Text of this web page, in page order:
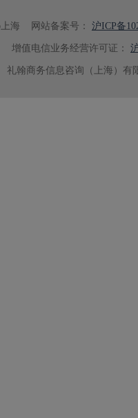
海 网站备案号： 沪ICP备
增值电信业务经营许可证：
礼翰商务信息咨询（上海）